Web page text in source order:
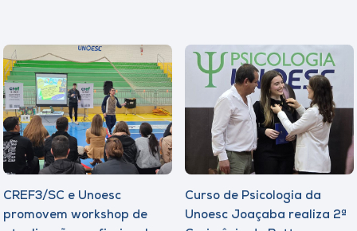
CREF3/SC e Unoesc
promovem workshop de
Curso de Psicologia da
Unoesc Joaçaba realiza 2ª